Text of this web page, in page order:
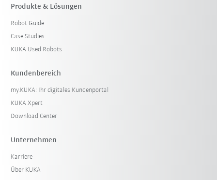
Produkte & Lösungen
Robot Guide
Case Studies
KUKA Used Robots
Kundenbereich
my.KUKA: Ihr digitales Kundenportal
KUKA Xpert
Download Center
Unternehmen
Karriere
Über KUKA